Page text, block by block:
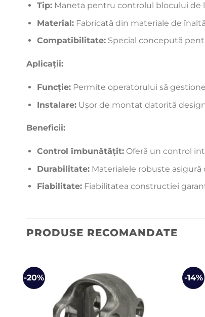
Tip:Maneta pentru controlul blocului de
Material:Fabricată din materiale de
Compatibilitate:Special concepută
Aplicații:
Funcție:Permite operatorului să
Instalare:Ușor de montat datorită
Beneficii:
Control îmbunătățit:Oferă un control
Durabilitate:Materialele robuste asigură
Fiabilitate:Fiabilitatea constructiei
PRODUSE RECOMANDATE
-20% -14%